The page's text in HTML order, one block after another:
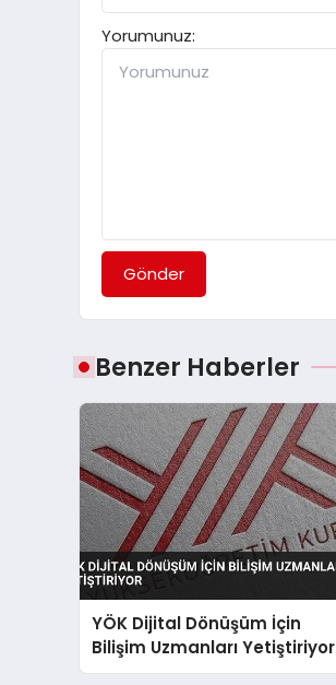
Yorumunuz:
Gönder
Benzer Haberler
YÖK Dijital Dönüşüm İçin
Bilişim Uzmanları Yetiştiriyor